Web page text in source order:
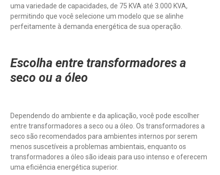
uma variedade de capacidades, de 75 KVA até 3.000 KVA,
permitindo que você selecione um modelo que se alinhe
perfeitamente à demanda energética de sua operação.
Escolha entre transformadores a
seco ou a óleo
Dependendo do ambiente e da aplicação, você pode escolher
entre transformadores a seco ou a óleo. Os transformadores a
seco são recomendados para ambientes internos por serem
menos suscetíveis a problemas ambientais, enquanto os
transformadores a óleo são ideais para uso intenso e oferecem
uma eficiência energética superior.